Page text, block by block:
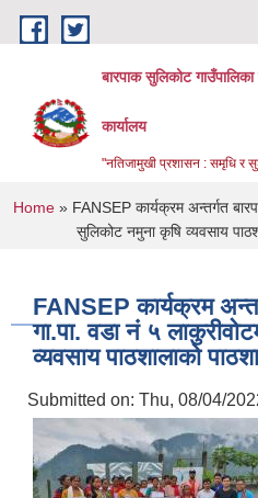
Skip to main content
बारपाक सुलिकोट गाउँपालिका
कार्यालय
"नतिजामुखी प्रशासन : समृधि र
You are here
Home» FANSEP कार्यक्रम अन्तर्गत
सुलिकोट नमुना कृषि व्यवसाय
FANSEP कार्यक्रम
गा.पा. वडा नं ५
व्यवसाय पाठशालाको
Submitted on: Thu, 08/04/